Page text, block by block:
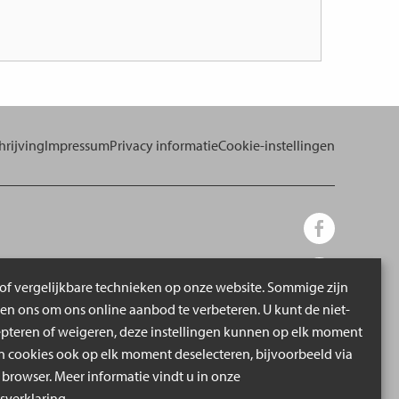
vergelijkbare technieken op onze website. Sommige zijn
ons om ons online aanbod te verbeteren. U kunt de niet-
of weigeren, deze instellingen kunnen op elk moment
cookies ook op elk moment deselecteren, bijvoorbeeld via
Meer informatie vindt u in onze
ImpressumPrivacy informatieCookie-instellingen